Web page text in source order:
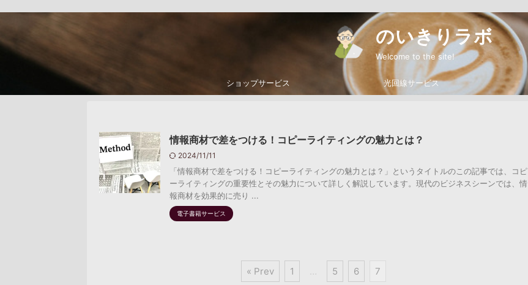
のいきりラボ
Welcome to the site!
ショップサービス 光回線サービス
情報商材で差をつける！コピーライティングの魅力とは？
2024/11/11
「情報商材で差をつける！コピーライティングの魅力とは？」というタイトルのこの記事では、コピ
ーライティングの重要性とその魅力について詳しく解説しています。現代のビジネスシーンでは、情
報商材を効果的に売り ...
電子書籍サービス
« Prev 1 … 5 6 7